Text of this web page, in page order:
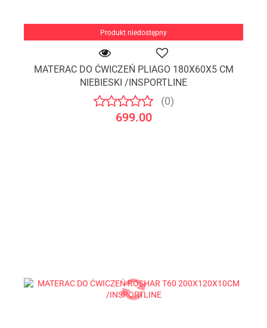
Produkt niedostępny
MATERAC DO ĆWICZEŃ PLIAGO 180X60X5 CM
NIEBIESKI /INSPORTLINE
(0)
699.00